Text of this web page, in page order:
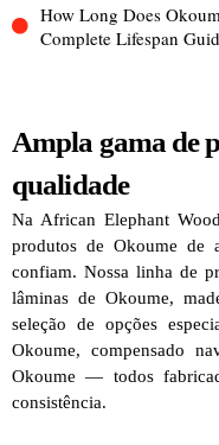
How Long Does
Complete Lifespan
Ampla gama de
qualidade
Na African Elephant
produtos de Okoume de
confiam. Nossa linha de
lâminas de Okoume,
seleção de opções
Okoume, compensado
Okoume — todos
consistência.